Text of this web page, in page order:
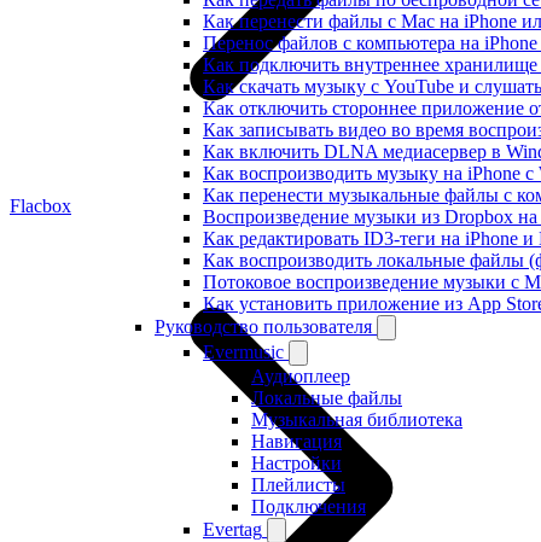
Как перенести файлы с Mac на iPhone
Перенос файлов с компьютера на
Как подключить внутреннее
Как скачать музыку с YouTube и
Как отключить стороннее приложение
Как записывать видео во время
Как включить DLNA медиасервер в
Как воспроизводить музыку на iPhone
Как перенести музыкальные файлы с
Воспроизведение музыки из Dropbox
Как редактировать ID3-теги на iPhone и
Как воспроизводить локальные файлы
Потоковое воспроизведение музыки с
Как установить приложение из App
Руководство пользователя
Evermusic
Аудиоплеер
Локальные файлы
Музыкальная библиотека
Навигация
Настройки
Плейлисты
Подключения
Evertag
Flacbox